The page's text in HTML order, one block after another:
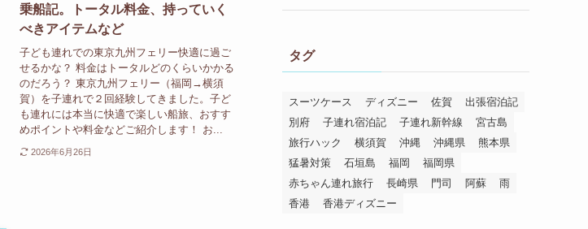
乗船記。トータル料金、持っていく
べきアイテムなど
子ども連れでの東京九州フェリー快適に過ご
せるかな？ 料金はトータルどのくらいかかる
のだろう？ 東京九州フェリー（福岡→横須
賀）を子連れで２回経験してきました。子ど
も連れには本当に快適で楽しい船旅、おすす
めポイントや料金などご紹介します！ お...
2026年6月26日
タグ
スーツケース ディズニー 佐賀
出張宿泊記
別府
子連れ宿泊記 子連れ新幹線
宮古島
旅行ハック
横須賀 沖縄 沖縄県
熊本県
猛暑対策
石垣島 福岡
福岡県
赤ちゃん連れ旅行
長崎県 門司 阿蘇
雨
香港
香港ディズニー